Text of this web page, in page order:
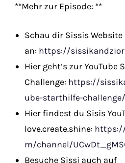
**Mehr zur Episode: **
Schau dir Sissis Website
an: https://
Hier geht’s zur YouTube
Challenge: https://
ube-starthilfe-challenge/
Hier findest du Sisis
love.create.shine:
m/channel/
Besuche Sissi auch auf